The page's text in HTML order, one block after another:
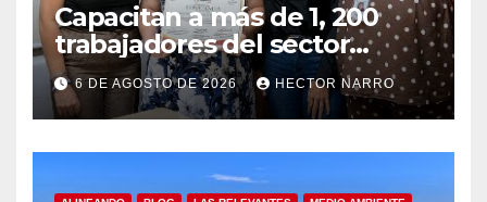
Capacitan a más de 1, 200
trabajadores del sector
hotelero en derechos
humanos y respeto laboral
en Los Cabos
6 DE AGOSTO DE 2026 HECTOR NARRO